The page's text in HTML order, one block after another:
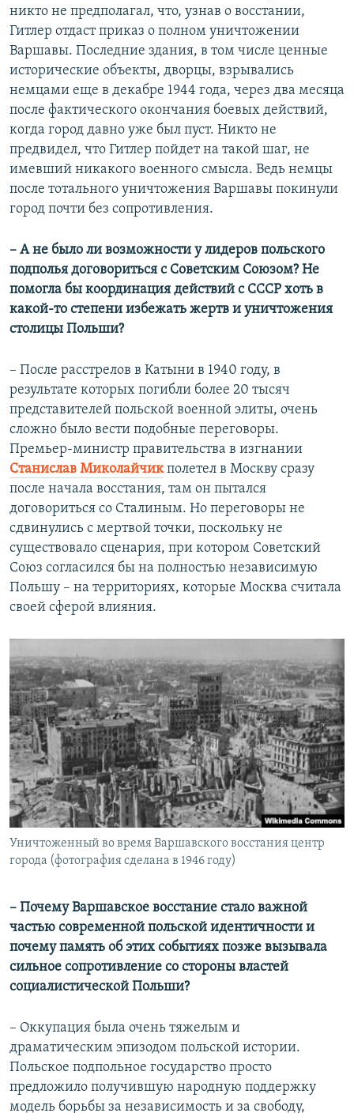
никто не предполагал, что, узнав о восстании,
Гитлер отдаст приказ о полном уничтожении
Варшавы. Последние здания, в том числе ценные
исторические объекты, дворцы, взрывались
немцами еще в декабре 1944 года, через два месяца
после фактического окончания боевых действий,
когда город давно уже был пуст. Никто не
предвидел, что Гитлер пойдет на такой шаг, не
имевший никакого военного смысла. Ведь немцы
после тотального уничтожения Варшавы покинули
город почти без сопротивления.
– А не было ли возможности у лидеров польского
подполья договориться с Советским Союзом? Не
помогла бы координация действий с СССР хоть в
какой-то степени избежать жертв и уничтожения
столицы Польши?
– После расстрелов в Катыни в 1940 году, в
результате которых погибли более 20 тысяч
представителей польской военной элиты, очень
сложно было вести подобные переговоры.
Премьер-министр правительства в изгнании
Станислав Миколайчикполетел в Москву сразу
после начала восстания, там он пытался
договориться со Сталиным. Но переговоры не
сдвинулись с мертвой точки, поскольку не
существовало сценария, при котором Советский
Союз согласился бы на полностью независимую
Польшу – на территориях, которые Москва считала
своей сферой влияния.
Уничтоженный во время Варшавского восстания центр
города (фотография сделана в 1946 году)
​– Почему Варшавское восстание стало важной
частью современной польской идентичности и
почему память об этих событиях позже вызывала
сильное сопротивление со стороны властей
социалистической Польши?
– Оккупация была очень тяжелым и
драматическим эпизодом польской истории.
Польское подпольное государство просто
предложило получившую народную поддержку
модель борьбы за независимость и за свободу,